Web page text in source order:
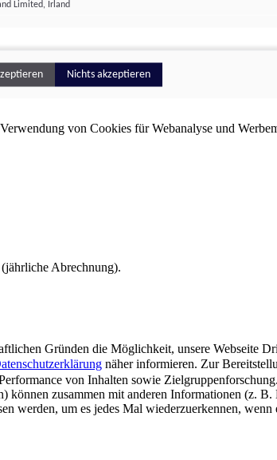
von Cookies für Webanalyse und
Abrechnung).
Gründen die Möglichkeit, unsere Webseite
näher informieren. Zur
von Inhalten sowie
können zusammen mit anderen Informationen (z.
werden, um es jedes Mal wiederzuerkennen,
Limited, Irland
Nichts akzeptieren